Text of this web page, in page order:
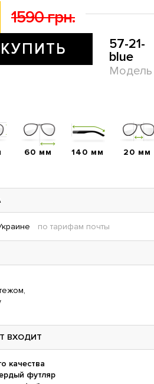
1590 грн.
КУПИТЬ
57-21-
blue
Модель
60 мм 140 мм 20 мм
по тарифам почты
ВХОДИТ
качества
футляр